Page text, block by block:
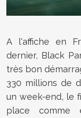
A l'affiche en
dernier, Black
très bon
330 millions de
un week-end, le
place comme